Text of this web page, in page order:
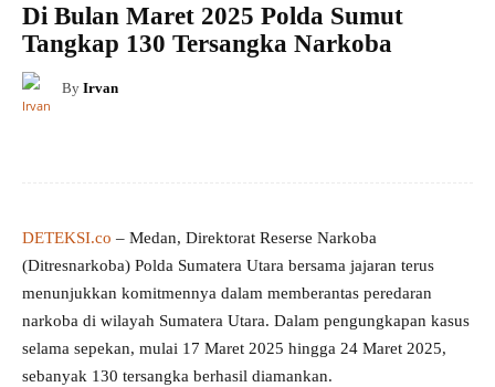
Di Bulan Maret 2025 Polda Sumut
Tangkap 130 Tersangka Narkoba
By Irvan
DETEKSI.co – Medan, Direktorat Reserse Narkoba
(Ditresnarkoba) Polda Sumatera Utara bersama jajaran terus
menunjukkan komitmennya dalam memberantas peredaran
narkoba di wilayah Sumatera Utara. Dalam pengungkapan kasus
selama sepekan, mulai 17 Maret 2025 hingga 24 Maret 2025,
sebanyak 130 tersangka berhasil diamankan.